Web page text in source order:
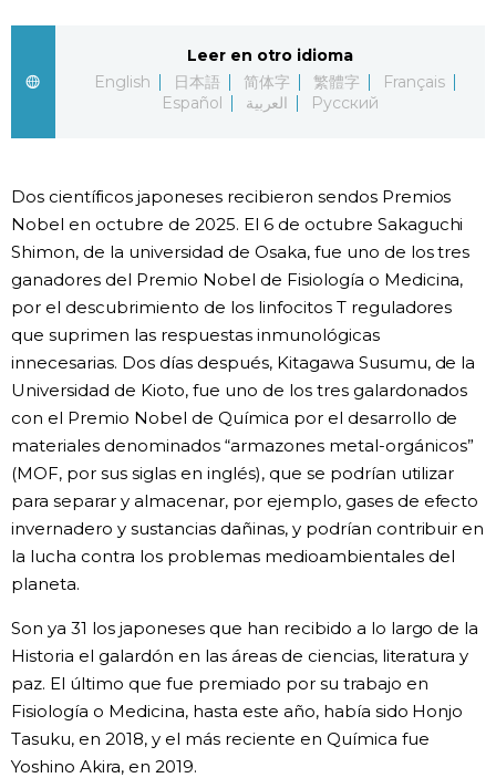
Fragmentos de Japón
Tokio
Avisos
Leer en otro idioma
English
日本語 简体字 繁體字
Français
Español
العربية Русский
Dos científicos japoneses recibieron sendos Premios
Nobel en octubre de 2025. El 6 de octubre Sakaguchi
Shimon, de la universidad de Osaka, fue uno de los tres
ganadores del Premio Nobel de Fisiología o Medicina,
por el descubrimiento de los linfocitos T reguladores
que suprimen las respuestas inmunológicas
innecesarias. Dos días después, Kitagawa Susumu, de la
Universidad de Kioto, fue uno de los tres galardonados
con el Premio Nobel de Química por el desarrollo de
materiales denominados “armazones metal-orgánicos”
(MOF, por sus siglas en inglés), que se podrían utilizar
para separar y almacenar, por ejemplo, gases de efecto
invernadero y sustancias dañinas, y podrían contribuir en
la lucha contra los problemas medioambientales del
planeta.
Son ya 31 los japoneses que han recibido a lo largo de la
Historia el galardón en las áreas de ciencias, literatura y
paz. El último que fue premiado por su trabajo en
Fisiología o Medicina, hasta este año, había sido Honjo
Tasuku, en 2018, y el más reciente en Química fue
Yoshino Akira, en 2019.